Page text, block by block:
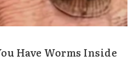
Have Worms Inside